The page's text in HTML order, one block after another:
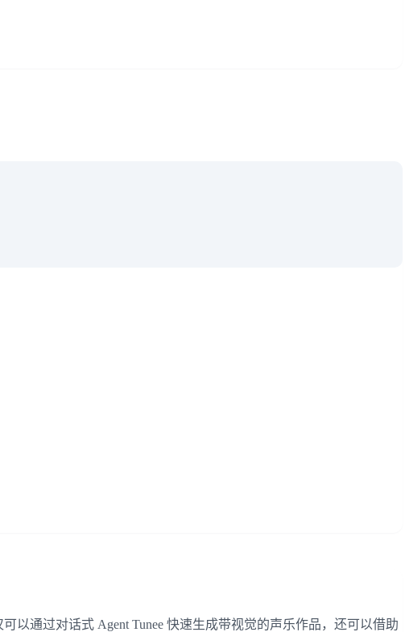
通过对话式 Agent Tunee 快速生成带视觉的声乐作品，还可以借助